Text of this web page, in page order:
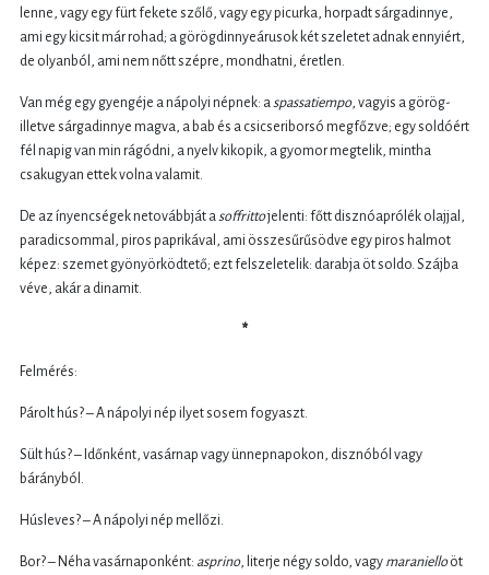
lenne, vagy egy fürt fekete szőlő, vagy egy picurka, horpadt sárgadinnye,
ami egy kicsit már rohad; a görögdinnyeárusok két szeletet adnak ennyiért,
de olyanból, ami nem nőtt szépre, mondhatni, éretlen.
Van még egy gyengéje a nápolyi népnek: aspassatiempo, vagyis a görög-
illetve sárgadinnye magva, a bab és a csicseriborsó megfőzve; egy soldóért
fél napig van min rágódni, a nyelv kikopik, a gyomor megtelik, mintha
csakugyan ettek volna valamit.
De az ínyencségek netovábbját asoffrittojelenti: főtt disznóaprólék olajjal,
paradicsommal, piros paprikával, ami összesűrűsödve egy piros halmot
képez: szemet gyönyörködtető; ezt felszeletelik: darabja öt soldo. Szájba
véve, akár a dinamit.
*
Felmérés:
Párolt hús? – A nápolyi nép ilyet sosem fogyaszt.
Sült hús? – Időnként, vasárnap vagy ünnepnapokon, disznóból vagy
bárányból.
Húsleves? – A nápolyi nép mellőzi.
Bor? – Néha vasárnaponként: asprino, literje négy soldo, vagy maranielloöt